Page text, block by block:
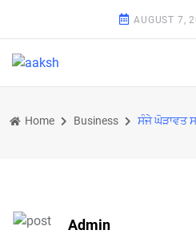
AUGUST 7,
Home Business
Admin